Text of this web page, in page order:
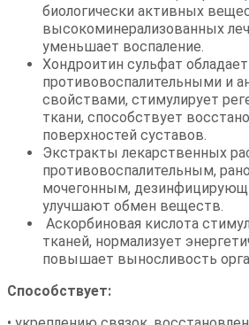
биологически активных
высокоминерализованных
уменьшает воспаление.
Хондроитин сульфат обладает
противовоспалительными и
свойствами, стимулирует
ткани, способствует
поверхностей суставов.
Экстракты лекарственных
противовоспалительным,
мочегонным,
улучшают обмен веществ.
Аскорбиновая кислота
тканей, нормализует
повышает выносливость
Способствует: